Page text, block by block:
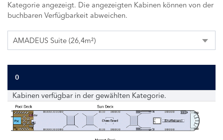
Kategorie angezeigt. Die angezeigten Kabinen können von der
buchbaren Verfügbarkeit abweichen.
AMADEUS Suite (26,4m²)
0
Kabinen verfügbar in der gewählten Kategorie.